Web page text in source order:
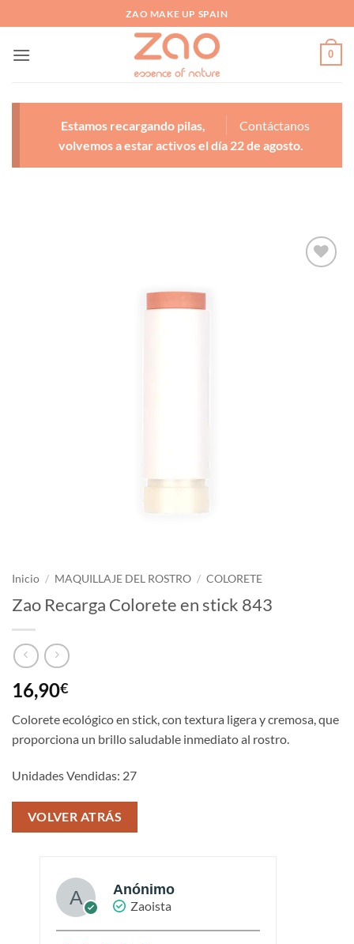
al
contenido
ZAO MAKE UP SPAIN
0
Contáctanos
Estamos recargando pilas,
volvemos a estar activos el día 22 de agosto.
Inicio / MAQUILLAJE DEL ROSTRO / COLORETE
Zao Recarga Colorete en stick 843
16,90€
Colorete ecológico en stick, con textura ligera y cremosa, que
proporciona un brillo saludable inmediato al rostro.
Unidades Vendidas: 27
VOLVER ATRÁS
Anónimo
Zaoista